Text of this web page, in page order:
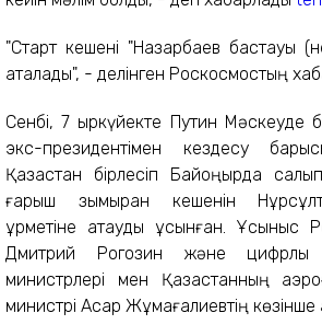
"Старт кешені "Назарбаев бастауы
аталады", - делінген Роскосмостың
Сенбі, 7 қыркүйекте Путин Мәскеуде
экс-президентімен кездесу
Қазақстан бірлесіп Байқоңырда
ғарыш зымыран кешенін
құрметіне атауды ұсынған. Ұсыныс
Дмитрий Рогозин және цифрлық
министрлері мен Қазақстанның
министрі Асқар Жұмағалиевтің